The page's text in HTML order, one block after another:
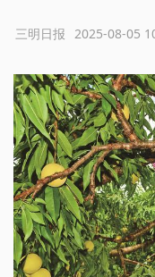
2025-08-05
三明日报